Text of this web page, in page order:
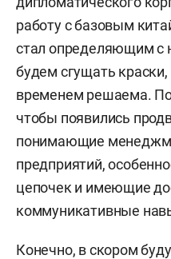
числе в
(Пекин). Автор
отношения
короли Красного
группы КНР».
работу с базовым
стал определяющим с
будем сгущать
временем решаема.
чтобы появились
понимающие
предприятий,
цепочек и имеющие
коммуникативные
Конечно, в скором